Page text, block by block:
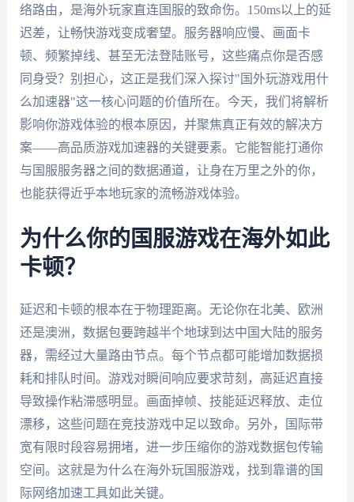
络路由，是海外玩家直连国服的致命伤。150ms以上的延
迟差，让畅快游戏变成奢望。服务器响应慢、画面卡
顿、频繁掉线、甚至无法登陆账号，这些痛点你是否感
同身受？别担心，这正是我们深入探讨"国外玩游戏用什
么加速器"这一核心问题的价值所在。今天，我们将解析
影响你游戏体验的根本原因，并聚焦真正有效的解决方
案——高品质游戏加速器的关键要素。它能智能打通你
与国服服务器之间的数据通道，让身在万里之外的你，
也能获得近乎本地玩家的流畅游戏体验。
为什么你的国服游戏在海外如此
卡顿？
延迟和卡顿的根本在于物理距离。无论你在北美、欧洲
还是澳洲，数据包要跨越半个地球到达中国大陆的服务
器，需经过大量路由节点。每个节点都可能增加数据损
耗和排队时间。游戏对瞬间响应要求苛刻，高延迟直接
导致操作粘滞感明显。画面掉帧、技能延迟释放、走位
漂移，这些问题在竞技游戏中足以致命。另外，国际带
宽有限时段容易拥堵，进一步压缩你的游戏数据包传输
空间。这就是为什么在海外玩国服游戏，找到靠谱的国
际网络加速工具如此关键。